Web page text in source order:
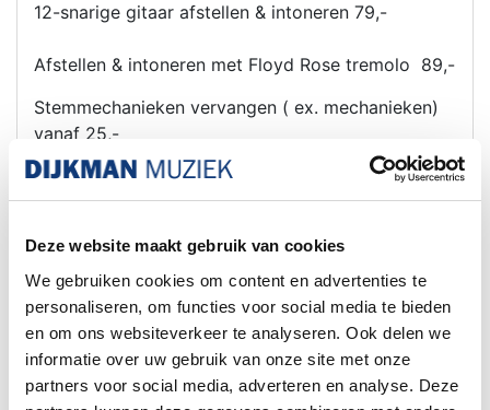
Deze website maakt gebruik van cookies
We gebruiken cookies om content en advertenties te
personaliseren, om functies voor social media te bieden
en om ons websiteverkeer te analyseren. Ook delen we
informatie over uw gebruik van onze site met onze
partners voor social media, adverteren en analyse. Deze
12-snarige gitaar afstellen & intoneren 79,-
Afstellen & intoneren met Floyd Rose tremolo 89,-
Stemmechanieken vervangen ( ex. mechanieken)
vanaf 25,-
Monteren topkam (Nubone, Graph Tech, of
vergelijkbaar) 35,-
Gitaar reinigen 30,-
Handgemaakte topkam been 75,- / 90,-
Elektronica